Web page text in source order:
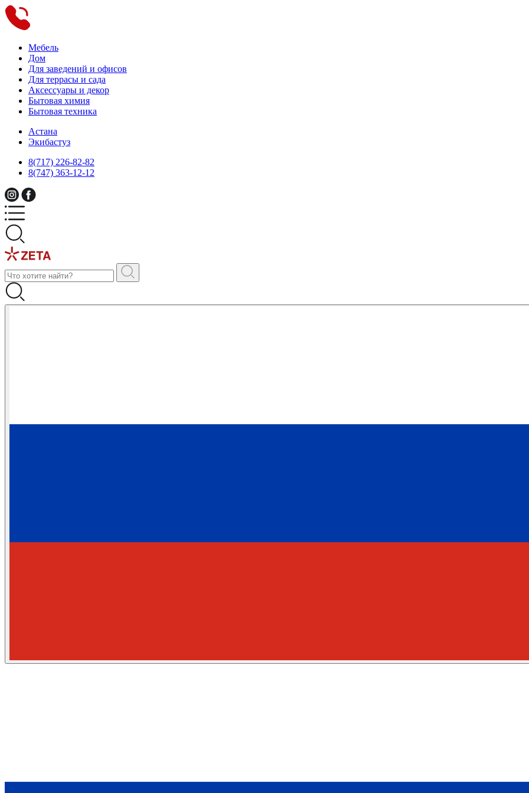
Мебель
Дом
Для заведений и офисов
Для террасы и сада
Аксессуары и декор
Бытовая химия
Бытовая техника
Астана
Экибастуз
8(717) 226-82-82
8(747) 363-12-12